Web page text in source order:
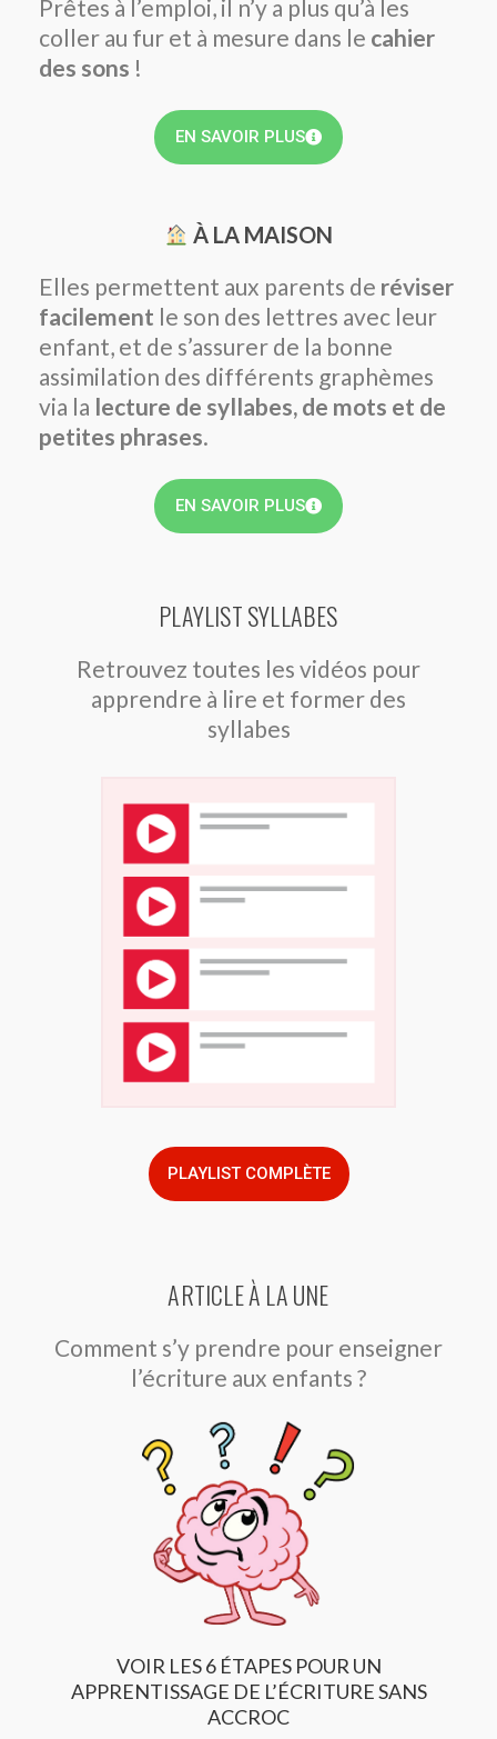
Prêtes à l’emploi, il n’y a plus qu’à les
coller au fur et à mesure dans le cahier
des sons !
EN SAVOIR PLUS
À LA MAISON
Elles permettent aux parents de réviser
facilement le son des lettres avec leur
enfant, et de s’assurer de la bonne
assimilation des différents graphèmes
via la lecture de syllabes, de mots et de
petites phrases.
EN SAVOIR PLUS
PLAYLIST SYLLABES
Retrouvez toutes les vidéos pour
apprendre à lire et former des
syllabes
PLAYLIST COMPLÈTE
ARTICLE À LA UNE
Comment s’y prendre pour enseigner
l’écriture aux enfants ?
VOIR LES 6 ÉTAPES POUR UN
APPRENTISSAGE DE L’ÉCRITURE SANS
ACCROC